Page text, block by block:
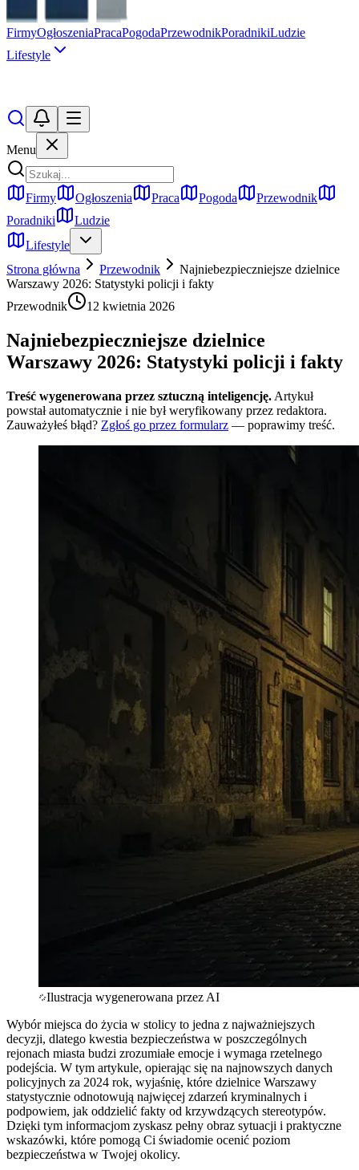
FirmyOgłoszeniaPracaPogodaPrzewodnikPoradnikiLudzie
Lifestyle
Menu
Firmy Ogłoszenia Praca Pogoda
Przewodnik
Poradniki
Ludzie
Lifestyle
Strona główna
Przewodnik
Najniebezpieczniejsze dzielnice
Warszawy 2026: Statystyki policji i fakty
Przewodnik
12 kwietnia 2026
Najniebezpieczniejsze dzielnice
Warszawy 2026: Statystyki policji i fakty
Treść wygenerowana przez sztuczną inteligencję. Artykuł
powstał automatycznie i nie był weryfikowany przez redaktora.
Zauważyłeś błąd? Zgłoś go przez formularz — poprawimy treść.
Ilustracja wygenerowana przez AI
Wybór miejsca do życia w stolicy to jedna z najważniejszych
decyzji, dlatego kwestia bezpieczeństwa w poszczególnych
rejonach miasta budzi zrozumiałe emocje i wymaga rzetelnego
podejścia. W tym artykule, opierając się na najnowszych danych
policyjnych za 2024 rok, wyjaśnię, które dzielnice Warszawy
statystycznie odnotowują najwięcej zdarzeń kryminalnych i
podpowiem, jak oddzielić fakty od krzywdzących stereotypów.
Dzięki tym informacjom zyskasz pełny obraz sytuacji i praktyczne
wskazówki, które pomogą Ci świadomie ocenić poziom
bezpieczeństwa w Twojej okolicy.